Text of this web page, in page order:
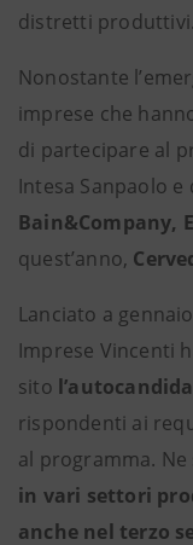
distretti produttivi.
Nonostante
imprese che
di partecipare al
Intesa Sanpaolo
Bain&Company,
quest’anno,
Lanciato a
Imprese Vincenti
sito
rispondenti ai
al programma.
in vari settori
anche nel terzo